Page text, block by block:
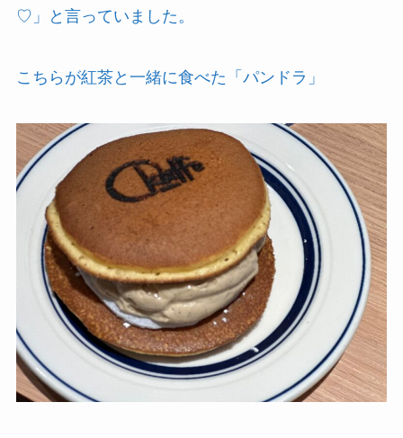
♡」と言っていました。
こちらが紅茶と一緒に食べた「パンドラ」